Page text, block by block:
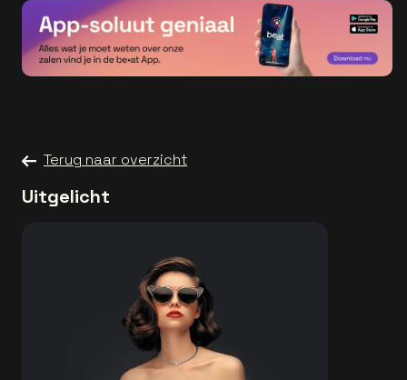
Terug naar overzicht
Uitgelicht